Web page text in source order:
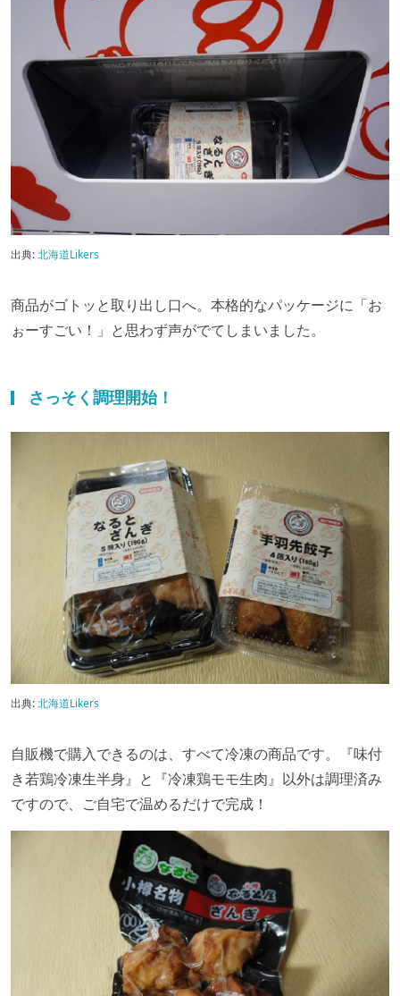
出典:北海道Likers
商品がゴトッと取り出し口へ。本格的なパッケージに「お
ぉーすごい！」と思わず声がでてしまいました。
さっそく調理開始！
出典:北海道Likers
自販機で購入できるのは、すべて冷凍の商品です。『味付
き若鶏冷凍生半身』と『冷凍鶏モモ生肉』以外は調理済み
ですので、ご自宅で温めるだけで完成！